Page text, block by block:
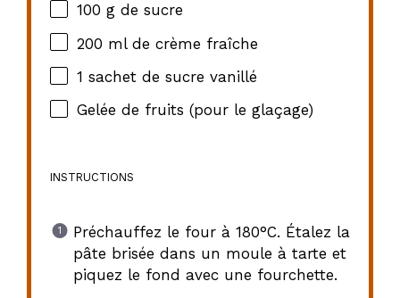
100 g de sucre
200 ml de crème fraîche
1 sachet de sucre vanillé
Gelée de fruits (pour le glaçage)
INSTRUCTIONS
Préchauffez le four à 180°C. Étalez la
pâte brisée dans un moule à tarte et
piquez le fond avec une fourchette.